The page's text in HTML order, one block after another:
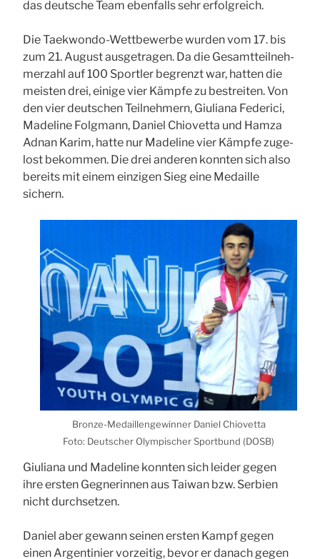
das deut­sche Team eben­falls sehr erfolg­reich.
Die Tae­kwon­do-Wett­be­wer­be wur­den vom 17. bis
zum 21. August aus­ge­tra­gen. Da die Gesamt­teil­neh­
mer­zahl auf 100 Sport­ler begrenzt war, hat­ten die
meis­ten drei, eini­ge vier Kämp­fe zu bestrei­ten. Von
den vier deut­schen Teil­neh­mern, Giu­lia­na Fede­ri­ci,
Made­li­ne Folg­mann, Dani­el Chio­vet­ta und Ham­za
Adnan Karim, hat­te nur Made­li­ne vier Kämp­fe zuge­
lost bekom­men. Die drei ande­ren konn­ten sich also
bereits mit einem ein­zi­gen Sieg eine Medail­le
sichern.
Bron­ze-Medail­len­ge­win­ner Dani­el Chio­vet­ta
Foto: Deut­scher Olym­pi­scher Sport­bund (DOSB)
Giu­lia­na und Made­li­ne konn­ten sich lei­der gegen
ihre ers­ten Geg­ne­rin­nen aus Tai­wan bzw. Ser­bi­en
nicht durch­set­zen.
Dani­el aber gewann sei­nen ers­ten Kampf gegen
einen Argen­ti­ni­er vor­zei­tig, bevor er danach gegen